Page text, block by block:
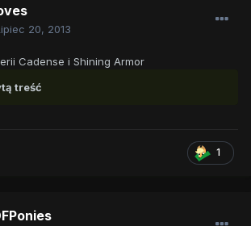
20, 2013
Cadense i Shining Armor
treść
1